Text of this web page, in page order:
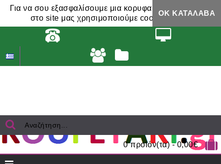
Για να σου εξασφαλίσουμε μια κορυφαία εμπειρία,
στο site μας χρησιμοποιούμε cookies.
ΟΚ ΚΑΤΆΛΑΒΑ
0 προϊόν(τα) - 0,00€